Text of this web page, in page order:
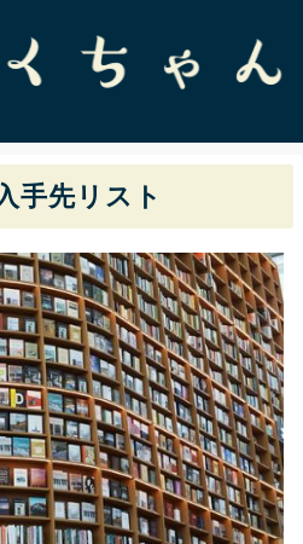
手先リスト